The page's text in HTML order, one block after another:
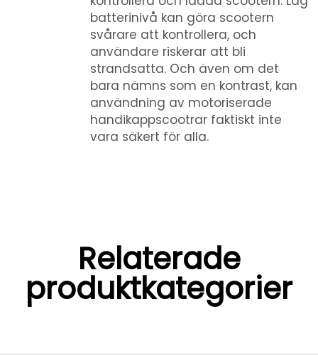
batterinivå kan göra scootern
svårare att kontrollera, och
användare riskerar att bli
strandsatta. Och även om det
bara nämns som en kontrast, kan
användning av motoriserade
handikappscootrar faktiskt inte
vara säkert för alla.
Relaterade
produktkategorier